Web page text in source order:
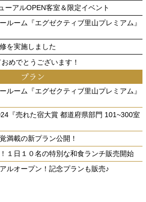
ーアルOPEN客室＆限定イベント
ルーム『エグゼクティブ里山プレミアム』
を実施しました
めでとうございます！
プラン
ルーム『エグゼクティブ里山プレミアム』
『売れた宿大賞 都道府県部門 101~300室
満載の新プラン公開！
１日１０名の特別な和食ランチ販売開始
ルオープン！記念プランも販売♪